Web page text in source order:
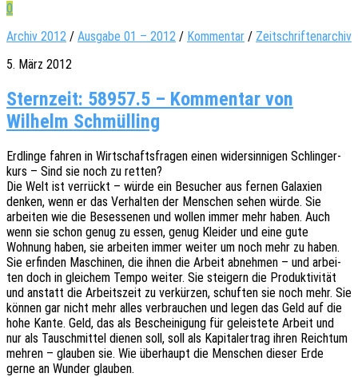
0
Archiv 2012 / Ausgabe 01 – 2012 / Kommentar / Zeitschriftenarchiv
5. März 2012
Sternzeit: 58957.5 – Kommentar von
Wilhelm Schmülling
Erdlin­ge fahren in Wirt­schafts­fra­gen einen wider­sin­ni­gen Schlin­ger­
kurs – Sind sie noch zu retten?
Die Welt ist verrückt – würde ein Besu­cher aus fernen Gala­xien
denken, wenn er das Verhal­ten der Menschen sehen würde. Sie
arbei­ten wie die Beses­se­nen und wollen immer mehr haben. Auch
wenn sie schon genug zu essen, genug Klei­der und eine gute
Wohnung haben, sie arbei­ten immer weiter um noch mehr zu haben.
Sie erfin­den Maschi­nen, die ihnen die Arbeit abneh­men – und arbei­
ten doch in glei­chem Tempo weiter. Sie stei­gern die Produk­ti­vi­tät
und anstatt die Arbeits­zeit zu verkür­zen, schuf­ten sie noch mehr. Sie
können gar nicht mehr alles verbrau­chen und legen das Geld auf die
hohe Kante. Geld, das als Beschei­ni­gung für geleis­te­te Arbeit und
nur als Tausch­mit­tel dienen soll, soll als Kapi­tal­ertrag ihren Reich­tum
mehren – glau­ben sie. Wie über­haupt die Menschen dieser Erde
gerne an Wunder glauben.